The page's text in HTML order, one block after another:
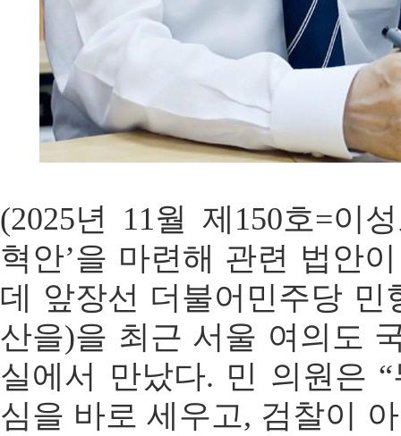
(2025년 11월 제150호=이
혁안’을 마련해 관련 법안
데 앞장선 더불어민주당 민
산을)을 최근 서울 여의도
실에서 만났다. 민 의원은
심을 바로 세우고, 검찰이